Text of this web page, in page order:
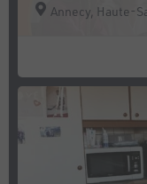
Annecy, Haute-